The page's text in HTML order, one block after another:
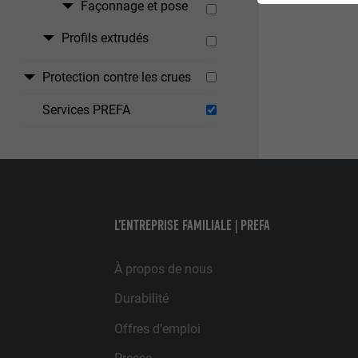
Façonnage et pose
Profils extrudés
Protection contre les crues
Services PREFA
L’ENTREPRISE FAMILIALE | PREFA
À propos de nous
Durabilité
Offres d’emploi
Les cookies «
plateformes